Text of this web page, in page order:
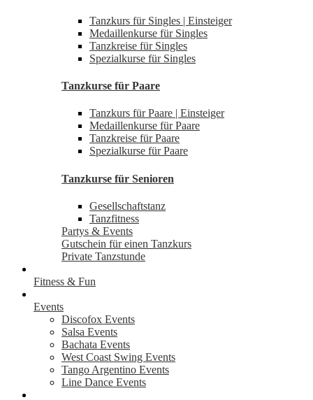
Tanzkurs für Singles | Einsteiger
Medaillenkurse für Singles
Tanzkreise für Singles
Spezialkurse für Singles
Tanzkurse für Paare
Tanzkurs für Paare | Einsteiger
Medaillenkurse für Paare
Tanzkreise für Paare
Spezialkurse für Paare
Tanzkurse für Senioren
Gesellschaftstanz
Tanzfitness
Partys & Events
Gutschein für einen Tanzkurs
Private Tanzstunde
Fitness & Fun
Events
Discofox Events
Salsa Events
Bachata Events
West Coast Swing Events
Tango Argentino Events
Line Dance Events